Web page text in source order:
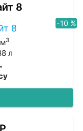
8
-10 %
3
л